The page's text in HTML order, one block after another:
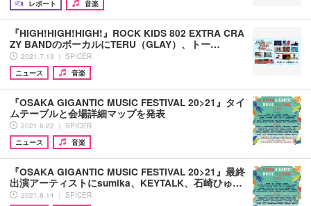
レポート
音楽
『HIGH!HIGH!HIGH!』ROCK KIDS 802 EXTRA CRA
ZY BANDのボーカルにTERU（GLAY）、トー…
2021.7.13 ｜ SPICER
ニュース
音楽
『OSAKA GIGANTIC MUSIC FESTIVAL 20>21』タイ
ムテーブルと会場詳細マップを発表
2021.6.22 ｜ SPICER
ニュース
音楽
『OSAKA GIGANTIC MUSIC FESTIVAL 20>21』最終
出演アーティストにsumika、KEYTALK、石崎ひゅ…
2021.6.14 ｜ SPICER